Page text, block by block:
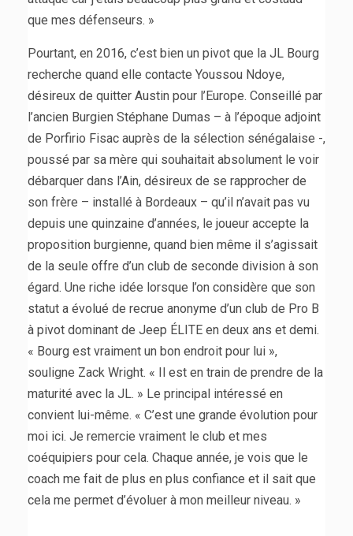
que mes défenseurs. »
Pourtant, en 2016, c’est bien un pivot que la JL Bourg
recherche quand elle contacte Youssou Ndoye,
désireux de quitter Austin pour l’Europe. Conseillé par
l’ancien Burgien Stéphane Dumas – à l’époque adjoint
de Porfirio Fisac auprès de la sélection sénégalaise -,
poussé par sa mère qui souhaitait absolument le voir
débarquer dans l’Ain, désireux de se rapprocher de
son frère – installé à Bordeaux – qu’il n’avait pas vu
depuis une quinzaine d’années, le joueur accepte la
proposition burgienne, quand bien même il s’agissait
de la seule offre d’un club de seconde division à son
égard. Une riche idée lorsque l’on considère que son
statut a évolué de recrue anonyme d’un club de Pro B
à pivot dominant de Jeep ÉLITE en deux ans et demi.
« Bourg est vraiment un bon endroit pour lui »,
souligne Zack Wright. « Il est en train de prendre de la
maturité avec la JL. » Le principal intéressé en
convient lui-même. « C’est une grande évolution pour
moi ici. Je remercie vraiment le club et mes
coéquipiers pour cela. Chaque année, je vois que le
coach me fait de plus en plus confiance et il sait que
cela me permet d’évoluer à mon meilleur niveau. »